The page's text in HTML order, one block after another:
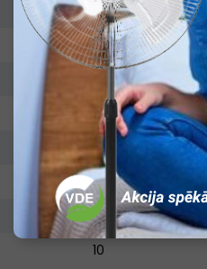
Ir
Ir
Ar rokturi
Brīvstāvoša
Nav
Ir
Elektroniska
10